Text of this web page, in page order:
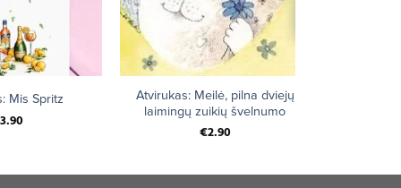
Mis Spritz
3.90
+
Atvirukas: Meilė, pilna dviejų
laimingų zuikių švelnumo
€2.90